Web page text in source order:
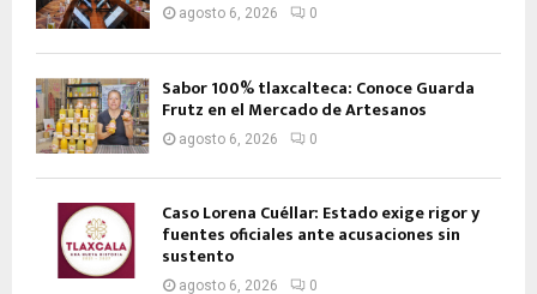
agosto 6, 2026 0
Sabor 100% tlaxcalteca: Conoce Guarda
Frutz en el Mercado de Artesanos
agosto 6, 2026 0
Caso Lorena Cuéllar: Estado exige rigor y
fuentes oficiales ante acusaciones sin
sustento
agosto 6, 2026 0